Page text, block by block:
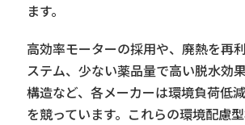
ます。
高効率モーターの採用や、廃熱を再
ステム、少ない薬品量で高い脱水効
構造など、各メーカーは環境負荷低
を競っています。これらの環境配慮